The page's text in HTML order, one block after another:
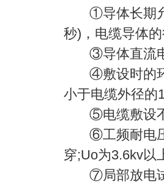
①导体长期允
秒)，电缆导体
③导体直流电
④敷设时的环
小于电缆外径的
⑤电缆敷设不
⑥工频耐电压
穿;Uo为3.6kv以
⑦局部放电试